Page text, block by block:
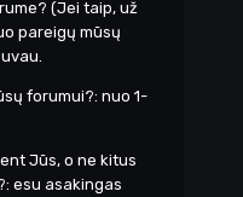
(Jei taip, už
pareigų mūsų
forumui?: nuo 1-
Jūs, o ne kitus
esu asakingas